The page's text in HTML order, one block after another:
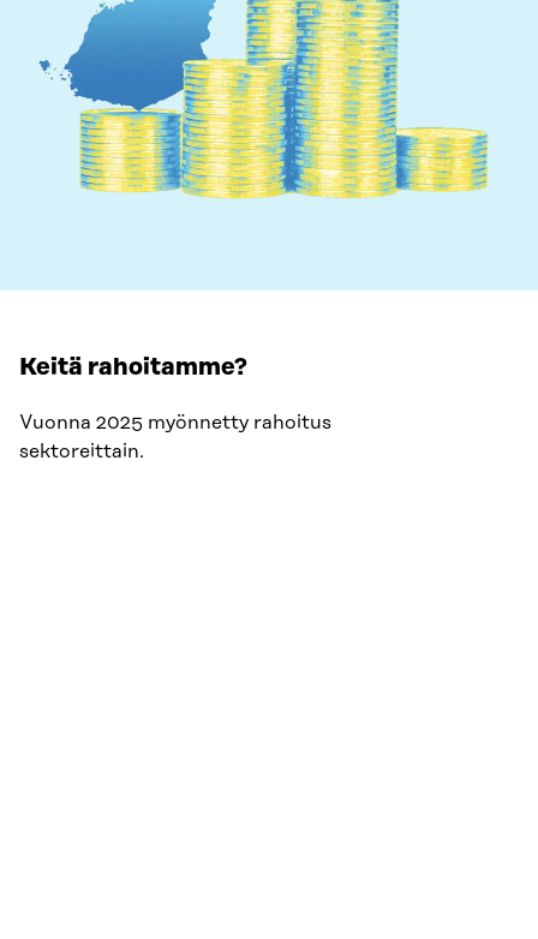
Keitä rahoitamme?
Vuonna 2025 myönnetty rahoitus
sektoreittain.